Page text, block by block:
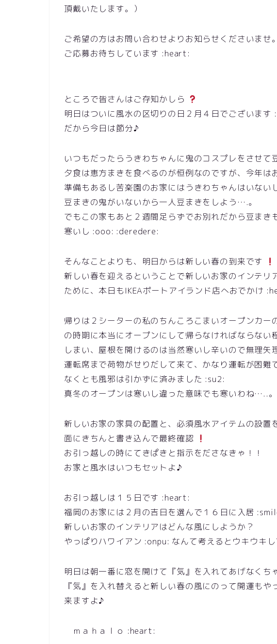
頂戴いたします。）
ご希望の方はお問い合わせよりお知らせくださいませ。
ご応募お待ちしています :heart:
ところで皆さんはご存知かしら
明日はついに風水の区切りの日２月４日でございます
だから今日は節分♪
いつもだったらうきわちゃんに鬼のコスプレをさせて
夕食は恵方まきを食べるのが恒例なのですが、今年は
準備もあるし苦楽園のお家にはうきわちゃんはいな
豆まきの鬼がいないから一人豆まきをしよう….。
でもこの家もあと２週間足らずでお別れだから豆まき
寒いし :ooo: :deredere:
そんなことよりも、明日からは新しい春の到来です
新しい春を迎えるということで新しいお家のインテリ
ために、本日もIKEAポートアイランド店へおでかけ
帰りは２シーターの私のちんころこまいオープンカー
の時期に本当にオープンにして帰らなければならない
しまい、屋根を開けるのは当然寒いし辛いので無理矢
運転席まで荷物がせりだして来て、かなり運転が困難
なくとも風邪は引かずに済みました :su2:
真冬のオープンは寒いし違った意味でも寒いわね…..。
新しいお家の家具の配置と、必須風水アイテムの設置
面にきちんと書き込んで最終確認
お引っ越しの時にてきぱきと指示をださなきゃ！！
お家と風水はいつもセットよ♪
お引っ越しは１５日です :heart:
福岡のお家には２月の吉日を選んで１６日に入居
新しいお家のインテリアはどんな風にしようか？
やっぱりハワイアン :onpu: なんて考えるとウキウキ
明日は朝一番に窓を開けて『気』を入れてあげなくち
『気』を入れ替えると新しい春の風にのって開運もや
来ますよ♪
ｍａｈａｌｏ :heart: